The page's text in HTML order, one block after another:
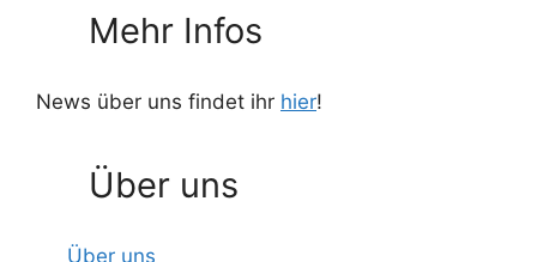
Mehr Infos
News über uns findet ihr hier!
Über uns
Über uns